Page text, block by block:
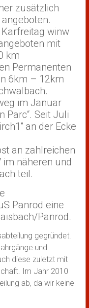
zusätzlich
winw
mit
km
Permanenten
6km – 12km
im Januar
Parc“. Seit Juli
an der Ecke
an zahlreichen
im näheren und
teil.
Panrod eine
Panrod.
gegründet.
und
diese zuletzt mit
Im Jahr 2010
ab, da wir keine